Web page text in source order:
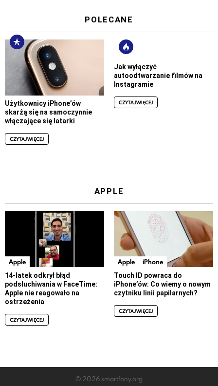
POLECANE
Użytkownicy iPhone’ów
skarżą się na samoczynnie
włączające się latarki
CZYTAJ WIĘCEJ
Jak wyłączyć
autoodtwarzanie filmów na
Instagramie
CZYTAJ WIĘCEJ
APPLE
Apple
14-latek odkrył błąd
podsłuchiwania w FaceTime:
Apple nie reagowało na
ostrzeżenia
CZYTAJ WIĘCEJ
Apple iPhone
Touch ID powraca do
iPhone’ów: Co wiemy o nowym
czytniku linii papilarnych?
CZYTAJ WIĘCEJ
© 2026 smartfony.org